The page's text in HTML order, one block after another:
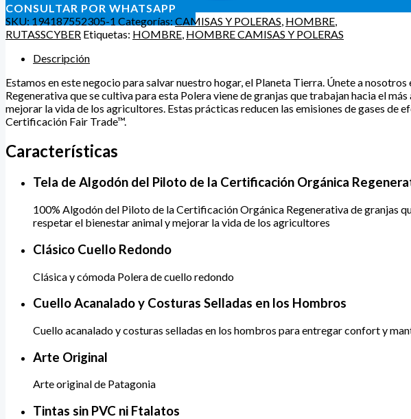
CONSULTAR POR WHATSAPP
SKU: 194187552305-1 Categorías: CAMISAS Y POLERAS HOMBRE
RUTASSCYBER Etiquetas: HOMBRE HOMBRE CAMISAS Y POLERAS
Descripción
Estamos en este negocio para salvar nuestro hogar, el Planeta Tierra. Únete a
Regenerativa que se cultiva para esta Polera viene de granjas que trabajan hacia el
mejorar la vida de los agricultores. Estas prácticas reducen las emisiones de gases
Certificación Fair Trade™.
Características
Tela de Algodón del Piloto de la Certificación Orgánica
100% Algodón del Piloto de la Certificación Orgánica Regenerativa de granjas
respetar el bienestar animal y mejorar la vida de los agricultores
Clásico Cuello Redondo
Clásica y cómoda Polera de cuello redondo
Cuello Acanalado y Costuras Selladas en los Hombros
Cuello acanalado y costuras selladas en los hombros para entregar confort y
Arte Original
Arte original de Patagonia
Tintas sin PVC ni Ftalatos